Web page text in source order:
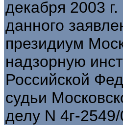
декабря 2003
данного
президиум
надзорную
Российской
судьи
делу N 4г-2549/